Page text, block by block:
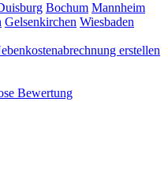
Bochum Mannheim
Gelsenkirchen Wiesbaden
erstellen
Bewertung